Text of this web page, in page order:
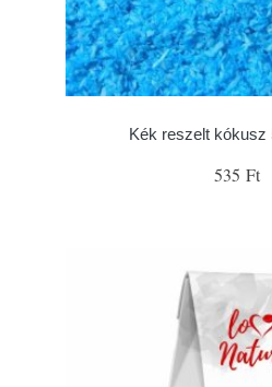
Kék reszelt kókusz
535 Ft